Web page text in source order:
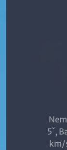
5°,
km/